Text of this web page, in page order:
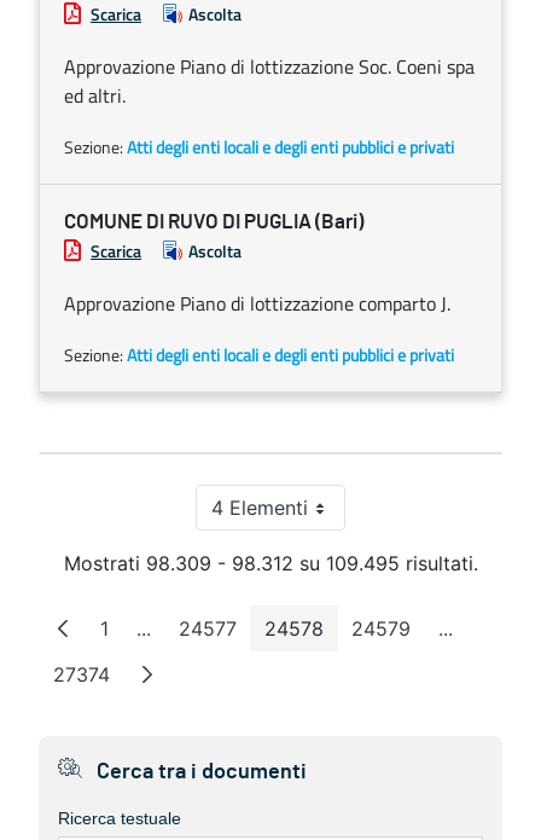
Scarica Ascolta
Approvazione Piano di lottizzazione Soc. Coeni spa
ed altri.
Sezione:Atti degli enti locali e degli enti pubblici e privati
COMUNE DI RUVO DI PUGLIA (Bari)
Scarica Ascolta
Approvazione Piano di lottizzazione comparto J.
Sezione:Atti degli enti locali e degli enti pubblici e privati
4 ElementiPer pagina
Mostrati 98.309 - 98.312 su 109.495 risultati.
Pagina
1 ...Pagine intermedie
Pagina
24577 Pagina
24578 Pagina
24579 ...Pagine
Pagina
27374
Cerca tra i documenti
Ricerca testuale